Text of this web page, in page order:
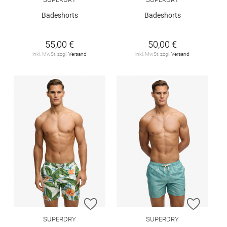
Badeshorts
55,00 €
inkl. MwSt. zzgl. Versand
Badeshorts
50,00 €
inkl. MwSt. zzgl. Versand
ZUR WUNSCHLISTE HINZUFÜGEN
SUPERDRY
ZUR
SUPERDRY